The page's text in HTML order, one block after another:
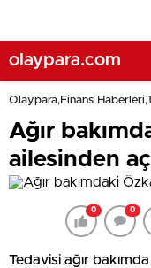
olaypara.com
Olaypara,Finans
Ağır
ailesinden
0 0
Tedavisi ağır